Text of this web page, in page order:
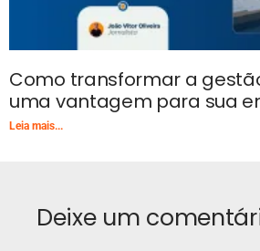
Como transformar a
uma vantagem para sua
Leia mais...
Deixe um